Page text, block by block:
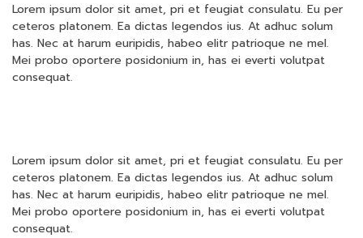
Lorem ipsum dolor sit amet, pri et feugiat consulatu. Eu per
ceteros platonem. Ea dictas legendos ius. At adhuc solum
has. Nec at harum euripidis, habeo elitr patrioque ne mel.
Mei probo oportere posidonium in, has ei everti volutpat
consequat.
Lorem ipsum dolor sit amet, pri et feugiat consulatu. Eu per
ceteros platonem. Ea dictas legendos ius. At adhuc solum
has. Nec at harum euripidis, habeo elitr patrioque ne mel.
Mei probo oportere posidonium in, has ei everti volutpat
consequat.